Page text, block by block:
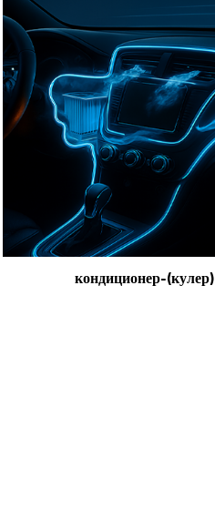
кондиционер-(кулер)